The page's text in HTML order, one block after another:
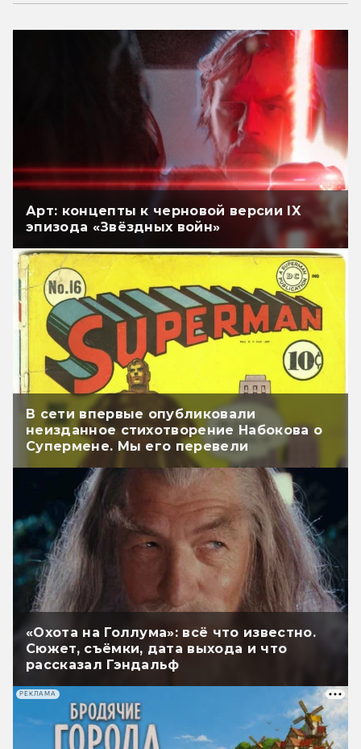
Арт: концепты к черновой версии IX
эпизода «Звёздных войн»
В сети впервые опубликовали
неизданное стихотворение Набокова о
Супермене. Мы его перевели
«Охота на Голлума»: всё что известно.
Сюжет, съёмки, дата выхода и что
рассказал Гэндальф
РЕКЛАМА